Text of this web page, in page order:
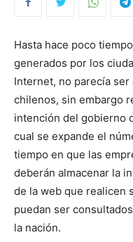
Hasta hace poco
generados por los
Internet, no parecía
chilenos, sin embargo
intención del gobierno
cual se expande el
tiempo en que las
deberán almacenar la
de la web que realicen
puedan ser
la nación.